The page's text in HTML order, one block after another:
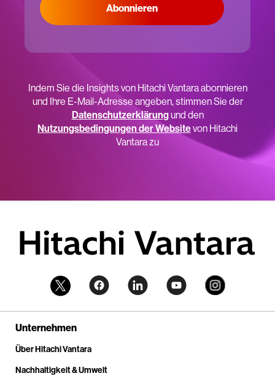
Abonnieren
Indem Sie die Insights von Hitachi Vantara abonnieren
und Ihre E-Mail-Adresse angeben, stimmen Sie der
Datenschutzerklärungund den
Nutzungsbedingungen der Websitevon Hitachi
Vantara zu
Unternehmen
Über Hitachi Vantara
Nachhaltigkeit & Umwelt